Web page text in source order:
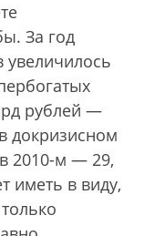
За год
рублей —
докризисном
2010-м — 29,
иметь в виду,